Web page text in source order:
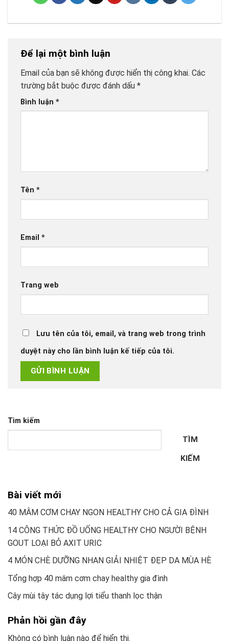
Để lại một bình luận
Email của bạn sẽ không được hiển thị công khai. Các
trường bắt buộc được đánh dấu *
Bình luận *
Tên *
Email *
Trang web
Lưu tên của tôi, email, và trang web trong trình
duyệt này cho lần bình luận kế tiếp của tôi.
Tìm kiếm
TÌM
KIẾM
Bài viết mới
40 MÂM CƠM CHAY NGON HEALTHY CHO CẢ GIA ĐÌNH
14 CÔNG THỨC ĐỒ UỐNG HEALTHY CHO NGƯỜI BỆNH
GOUT LOẠI BỎ AXIT URIC
4 MÓN CHÈ DƯỠNG NHAN GIẢI NHIỆT ĐẸP DA MÙA HÈ
Tổng hợp 40 mâm cơm chay healthy gia đình
Cây mùi tây tác dụng lợi tiểu thanh lọc thận
Phản hồi gần đây
Không có bình luận nào để hiển thị.